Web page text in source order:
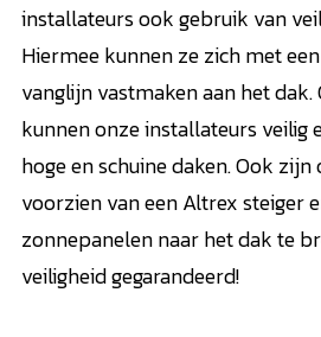
installateurs ook gebruik van
Hiermee kunnen ze zich met
vanglijn vastmaken aan het
kunnen onze installateurs veilig
hoge en schuine daken. Ook
voorzien van een Altrex steiger
zonnepanelen naar het dak te
veiligheid gegarandeerd!